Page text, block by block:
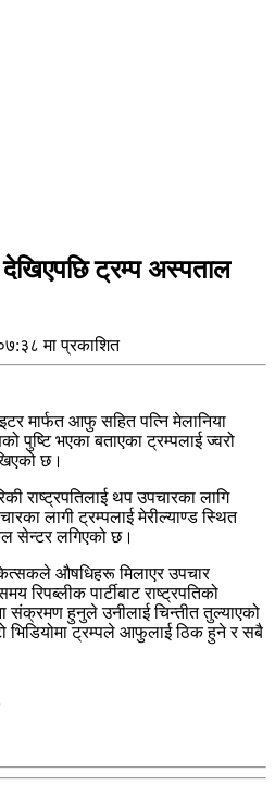
देखिएपछि ट्रम्प अस्पताल
मा प्रकाशित
मार्फत आफु सहित पत्नि मेलानिया
पुष्टि भएका बताएका ट्रम्पलाई ज्वरो
छ।
राष्ट्रपतिलाई थप उपचारका लागि
लागी ट्रम्पलाई मेरील्याण्ड स्थित
सेन्टर लगिएको छ।
औषधिहरू मिलाएर उपचार
रिपब्लीक पार्टीबाट राष्ट्रपतिको
संक्रमण हुनुले उनीलाई चिन्तीत तुल्याएको
भिडियोमा ट्रम्पले आफुलाई ठिक हुने र सबै